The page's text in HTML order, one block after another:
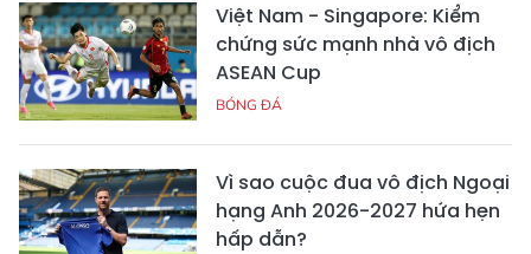
Việt Nam - Singapore: Kiểm
chứng sức mạnh nhà vô địch
ASEAN Cup
BÓNG ĐÁ
Vì sao cuộc đua vô địch Ngoại
hạng Anh 2026-2027 hứa hẹn
hấp dẫn?